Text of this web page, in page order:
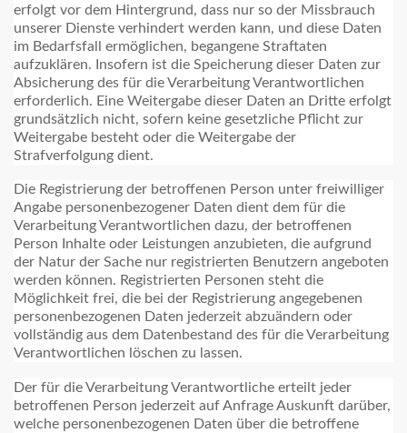
erfolgt vor dem Hintergrund, dass nur so der Missbrauch
unserer Dienste verhindert werden kann, und diese Daten
im Bedarfsfall ermöglichen, begangene Straftaten
aufzuklären. Insofern ist die Speicherung dieser Daten zur
Absicherung des für die Verarbeitung Verantwortlichen
erforderlich. Eine Weitergabe dieser Daten an Dritte erfolgt
grundsätzlich nicht, sofern keine gesetzliche Pflicht zur
Weitergabe besteht oder die Weitergabe der
Strafverfolgung dient.
Die Registrierung der betroffenen Person unter freiwilliger
Angabe personenbezogener Daten dient dem für die
Verarbeitung Verantwortlichen dazu, der betroffenen
Person Inhalte oder Leistungen anzubieten, die aufgrund
der Natur der Sache nur registrierten Benutzern angeboten
werden können. Registrierten Personen steht die
Möglichkeit frei, die bei der Registrierung angegebenen
personenbezogenen Daten jederzeit abzuändern oder
vollständig aus dem Datenbestand des für die Verarbeitung
Verantwortlichen löschen zu lassen.
Der für die Verarbeitung Verantwortliche erteilt jeder
betroffenen Person jederzeit auf Anfrage Auskunft darüber,
welche personenbezogenen Daten über die betroffene